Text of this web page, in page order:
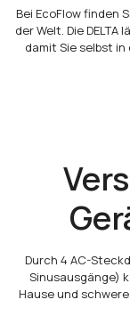
Bei EcoFlow finden
der Welt. Die
damit Sie selbst
Durch 4 AC-
Sinusausgänge)
Hause und